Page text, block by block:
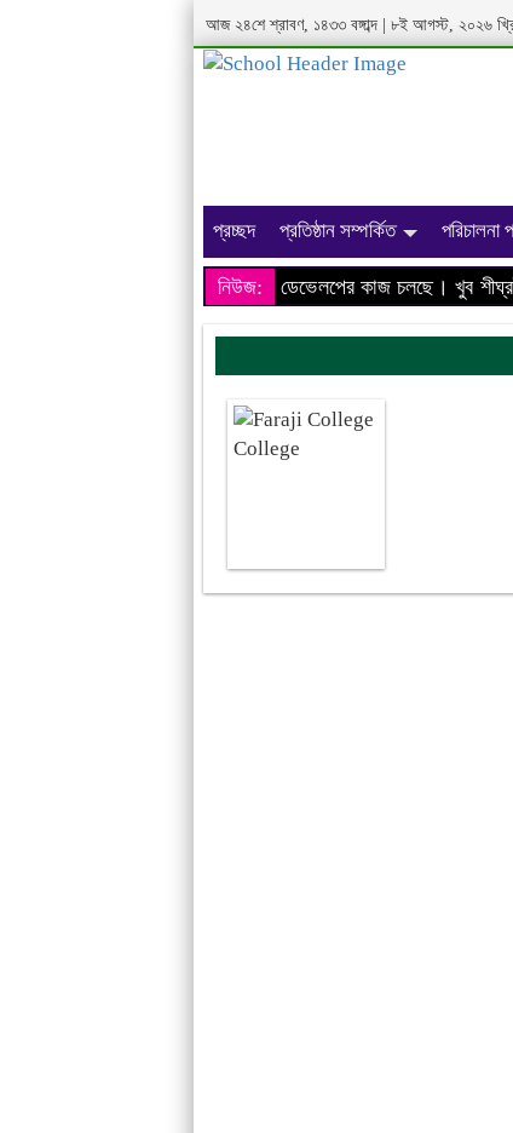
আজ ২৪শে শ্রাবণ, ১৪৩৩ বঙ্গাব্দ | ৮ই আগস্ট, ২০২৬
প্রচ্ছদ প্রতিষ্ঠান সম্পর্কিত পরিচালনা
নিউজ:
আমাদের প্রতিষ্ঠানের ওয়েবসাইটের ডেভেলপের কাজ চলছে। খুব শীঘ্রই